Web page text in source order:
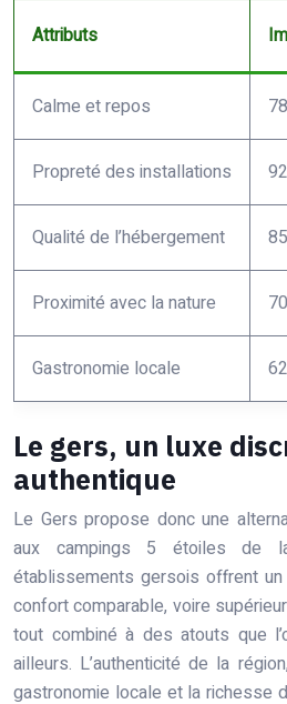
Attributs
Calme et repos
Propreté des installations
Qualité de l’hébergement
Proximité avec la nature
Gastronomie locale
Le gers, un luxe
authentique
Le Gers propose donc une
aux campings 5 étoiles de
établissements gersois offrent
confort comparable, voire
tout combiné à des atouts que
ailleurs. L’authenticité de la
gastronomie locale et la richesse